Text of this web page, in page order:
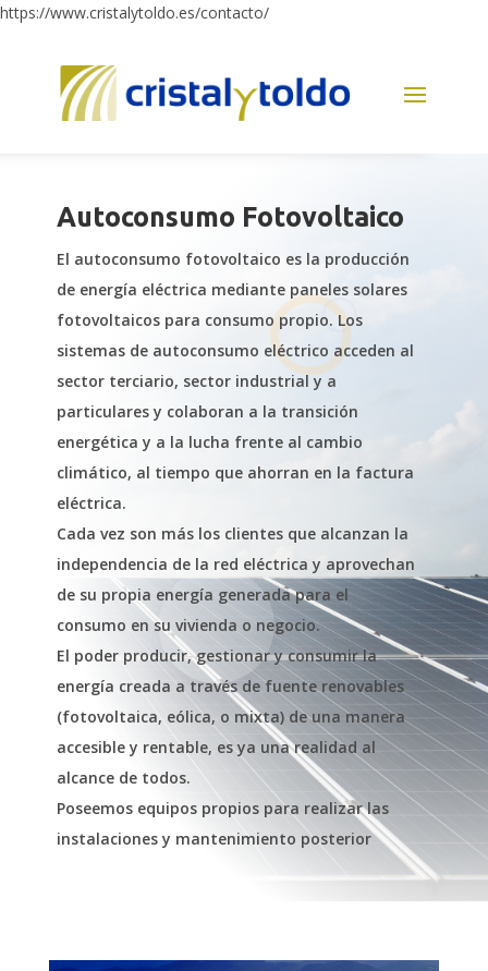
https://www.cristalytoldo.es/contacto/
Autoconsumo Fotovoltaico
El autoconsumo fotovoltaico es la producción
de energía eléctrica mediante paneles solares
fotovoltaicos para consumo propio. Los
sistemas de autoconsumo eléctrico acceden al
sector terciario, sector industrial y a
particulares y colaboran a la transición
energética y a la lucha frente al cambio
climático, al tiempo que ahorran en la factura
eléctrica.
Cada vez son más los clientes que alcanzan la
independencia de la red eléctrica y aprovechan
de su propia energía generada para el
consumo en su vivienda o negocio.
El poder producir, gestionar y consumir la
energía creada a través de fuente renovables
(fotovoltaica, eólica, o mixta) de una manera
accesible y rentable, es ya una realidad al
alcance de todos.
Poseemos equipos propios para realizar las
instalaciones y mantenimiento posterior